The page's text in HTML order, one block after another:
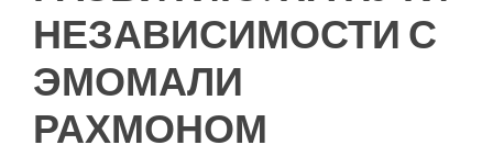
НЕЗАВИСИМОСТИ С
ЭМОМАЛИ
РАХМОНОМ